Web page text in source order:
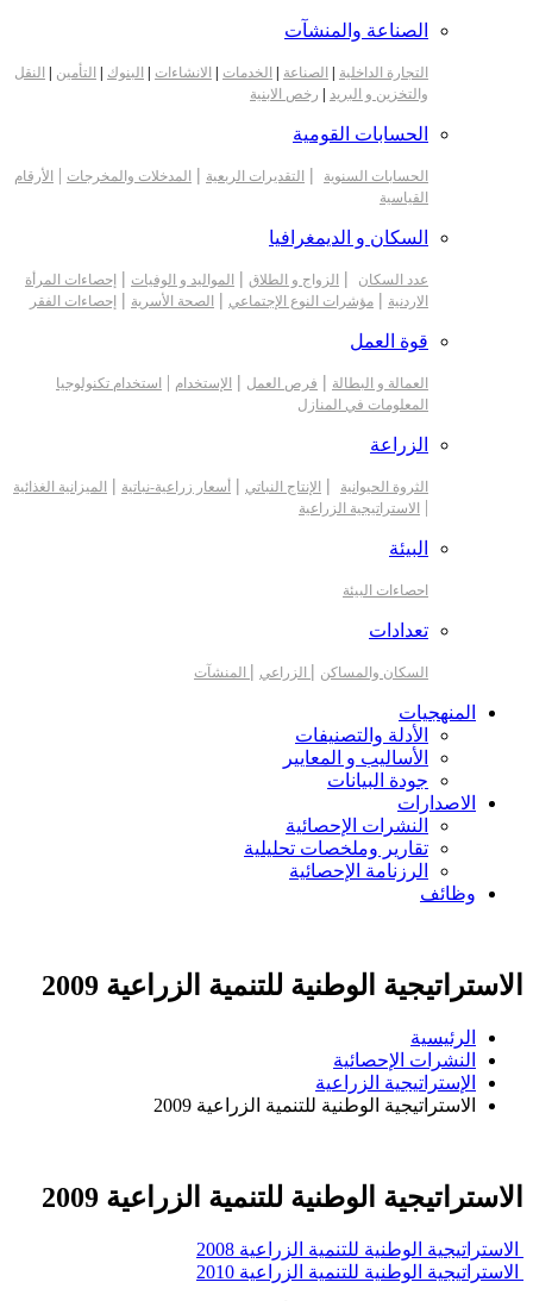
الصناعة والمنشآت
التجارة الداخلية الصناعة الخدمات الانشاءات البنوك التأمين
النقل
والتخزين و البريد
رخص الابنية
الحسابات القومية
الحسابات السنوية | التقديرات الربعية | المدخلات والمخرجات |
الأرقام
القياسية
السكان و الديمغرافيا
عدد السكان | الزواج و الطلاق | المواليد و الوفيات | إحصاءات المرأة
الاردنية | مؤشرات النوع الإجتماعي | الصحة الأسرية | إحصاءات الفقر
قوة العمل
العمالة و البطالة | فرص العمل | الإستخدام |
استخدام تكنولوجيا
المعلومات في المنازل
الزراعة
الثروة الحيوانية | الإنتاج النباتي | أسعار زراعية-نباتية | الميزانية الغذائية
| الاستراتيجية الزراعية
البيئة
احصاءات البيئة
تعدادات
السكان والمساكن | الزراعي | المنشآت
المنهجيات
الأدلة والتصنيفات
الأساليب و المعايير
جودة البيانات
الاصدارات
النشرات الإحصائية
تقارير وملخصات تحليلية
الرزنامة الإحصائية
وظائف
الاستراتيجية الوطنية للتنمية الزراعية 2009
الرئيسية
النشرات الإحصائية
الإستراتيجية الزراعية
الاستراتيجية الوطنية للتنمية الزراعية 2009
الاستراتيجية الوطنية للتنمية الزراعية 2009
الاستراتيجية الوطنية للتنمية الزراعية 2008
الاستراتيجية الوطنية للتنمية الزراعية 2010